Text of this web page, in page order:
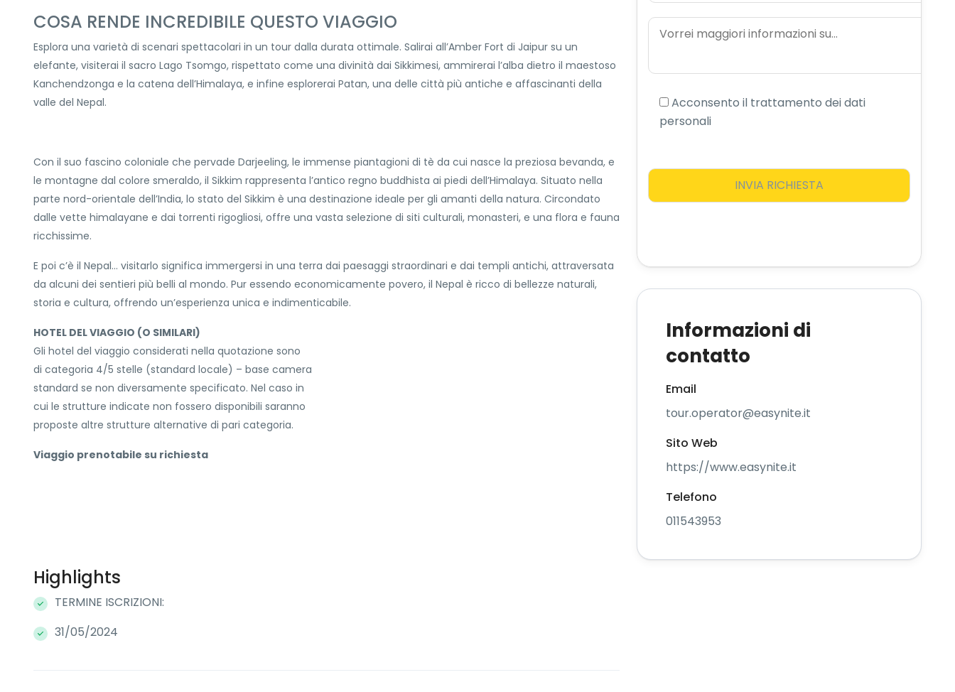
COSA RENDE INCREDIBILE QUESTO VIAGGIO
Esplora una varietà di scenari spettacolari in un tour dalla durata ottimale. Salirai all’Amber Fort di Jaipur su un
elefante, visiterai il sacro Lago Tsomgo, rispettato come una divinità dai Sikkimesi, ammirerai l’alba dietro il maestoso
Kanchendzonga e la catena dell’Himalaya, e infine esplorerai Patan, una delle città più antiche e affascinanti della
valle del Nepal.
Con il suo fascino coloniale che pervade Darjeeling, le immense piantagioni di tè da cui nasce la preziosa bevanda, e
le montagne dal colore smeraldo, il Sikkim rappresenta l’antico regno buddhista ai piedi dell’Himalaya. Situato nella
parte nord-orientale dell’India, lo stato del Sikkim è una destinazione ideale per gli amanti della natura. Circondato
dalle vette himalayane e dai torrenti rigogliosi, offre una vasta selezione di siti culturali, monasteri, e una flora e fauna
ricchissime.
E poi c’è il Nepal… visitarlo significa immergersi in una terra dai paesaggi straordinari e dai templi antichi, attraversata
da alcuni dei sentieri più belli al mondo. Pur essendo economicamente povero, il Nepal è ricco di bellezze naturali,
storia e cultura, offrendo un’esperienza unica e indimenticabile.
HOTEL DEL VIAGGIO (O SIMILARI)
Gli hotel del viaggio considerati nella quotazione sono
di categoria 4/5 stelle (standard locale) – base camera
standard se non diversamente specificato. Nel caso in
cui le strutture indicate non fossero disponibili saranno
proposte altre strutture alternative di pari categoria.
Viaggio prenotabile su richiesta
Highlights
TERMINE ISCRIZIONI:
31/05/2024
Acconsento il trattamento dei dati
personali
Informazioni di
contatto
Email
tour.operator@easynite.it
Sito Web
https://www.easynite.it
Telefono
011543953